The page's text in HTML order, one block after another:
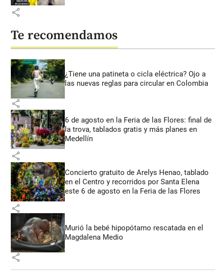
share
Te recomendamos
¿Tiene una patineta o cicla eléctrica? Ojo a
las nuevas reglas para circular en Colombia
share
6 de agosto en la Feria de las Flores: final de
la trova, tablados gratis y más planes en
Medellín
share
Concierto gratuito de Arelys Henao, tablado
en el Centro y recorridos por Santa Elena
este 6 de agosto en la Feria de las Flores
share
Murió la bebé hipopótamo rescatada en el
Magdalena Medio
share